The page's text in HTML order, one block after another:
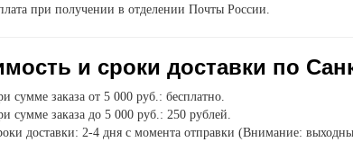
при получении в отделении Почты России.
и сроки доставки по
сумме заказа от 5 000 руб.: бесплатно.
сумме заказа до 5 000 руб.: 250 рублей.
доставки: 2-4 дня с момента отправки (Внимание: